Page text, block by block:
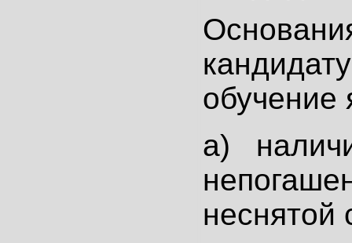
обучение
а)
неснятой